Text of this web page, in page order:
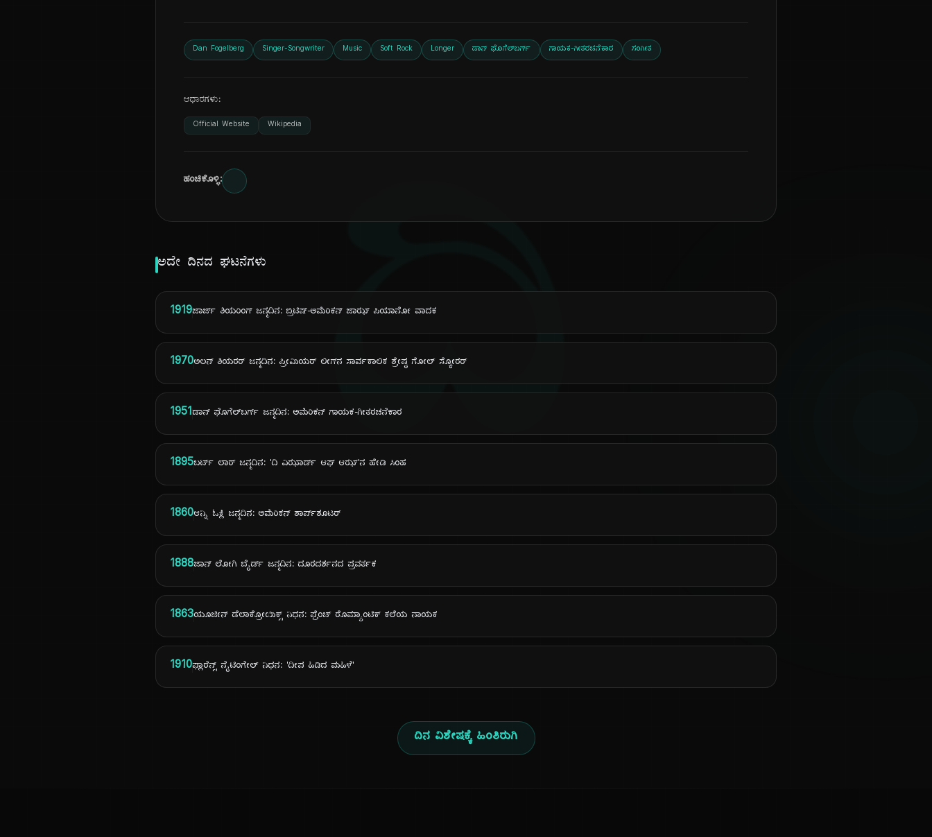
ದಿ
Dan Fogelberg Singer-Songwriter Music Soft Rock Longer ಡಾನ್ ಫೊಗೆಲ್‌ಬರ್ಗ್ ಗಾಯಕ-ಗೀತರಚನೆಕಾರ ಸಂಗೀತ
ಆಧಾರಗಳು:
Official Website Wikipedia
ಹಂಚಿಕೊಳ್ಳಿ:
ಅದೇ ದಿನದ ಘಟನೆಗಳು
1919ಜಾರ್ಜ್ ಶಿಯರಿಂಗ್ ಜನ್ಮದಿನ: ಬ್ರಿಟಿಷ್-ಅಮೆರಿಕನ್ ಜಾಝ್ ಪಿಯಾನೋ ವಾದಕ
1970ಅಲನ್ ಶಿಯರರ್ ಜನ್ಮದಿನ: ಪ್ರೀಮಿಯರ್ ಲೀಗ್‌ನ ಸಾರ್ವಕಾಲಿಕ ಶ್ರೇಷ್ಠ ಗೋಲ್ ಸ್ಕೋರರ್
1951ಡಾನ್ ಫೊಗೆಲ್‌ಬರ್ಗ್ ಜನ್ಮದಿನ: ಅಮೆರಿಕನ್ ಗಾಯಕ-ಗೀತರಚನೆಕಾರ
1895ಬರ್ಟ್ ಲಾರ್ ಜನ್ಮದಿನ: 'ದಿ ವಿಝಾರ್ಡ್ ಆಫ್ ಆಝ್'ನ ಹೇಡಿ ಸಿಂಹ
1860ಆನ್ನಿ ಓಕ್ಲಿ ಜನ್ಮದಿನ: ಅಮೆರಿಕನ್ ಶಾರ್ಪ್‌ಶೂಟರ್
1888ಜಾನ್ ಲೋಗಿ ಬೈರ್ಡ್ ಜನ್ಮದಿನ: ದೂರದರ್ಶನದ ಪ್ರವರ್ತಕ
1863ಯೂಜೀನ್ ಡೆಲಾಕ್ರೋಯಿಕ್ಸ್ ನಿಧನ: ಫ್ರೆಂಚ್ ರೊಮ್ಯಾಂಟಿಕ್ ಕಲೆಯ ನಾಯಕ
1910ಫ್ಲಾರೆನ್ಸ್ ನೈಟಿಂಗೇಲ್ ನಿಧನ: 'ದೀಪ ಹಿಡಿದ ಮಹಿಳೆ'
ದಿನ ವಿಶೇಷಕ್ಕೆ ಹಿಂತಿರುಗಿ